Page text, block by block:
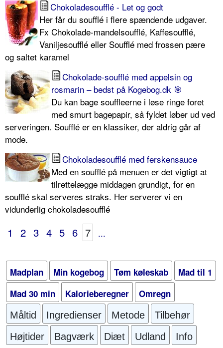
Chokoladesoufflé - Let og godt
Her får du soufflé i flere spændende udgaver.
Fx Chokolade-mandelsoufflé, Kaffesoufflé,
Vaniljesoufflé eller Soufflé med frossen pære
og saltet karamel
Chokolade-soufflé med appelsin og
rosmarin – bedst på Kogebog.dk 🎯
Du kan bage souffleerne i løse ringe foret
med smurt bagepapir, så fyldet løber ud ved
serveringen. Soufflé er en klassiker, der aldrig går af
mode.
Chokoladesoufflé med ferskensauce
Med en soufflé på menuen er det vigtigt at
tilrettelægge middagen grundigt, for en
soufflé skal serveres straks. Her serverer vi en
vidunderlig chokoladesoufflé
1 2 3 4 5 6 7 ...
Madplan Min kogebog Tøm køleskab
Mad til 1
Mad 30 min
Kalorieberegner Omregn
Måltid Ingredienser Metode
Tilbehør
Højtider
Bagværk Diæt Udland Info